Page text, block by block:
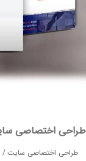
اختصاصی سایرس
اختصاصی سایت